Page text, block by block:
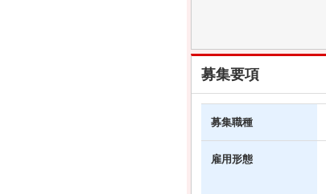
募集要項
募集職種
雇用形態